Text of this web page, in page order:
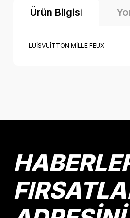
Ürün Bilgisi
LUİSVUİTTON MİLLE FEUX
Ürün resmi kalitesiz, bozuk
Ürün fiyatı diğer sitelerden